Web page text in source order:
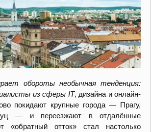
обороты необычная тенденция:
из сферы IT, дизайна и онлайн-
покидают крупные города — Прагу,
— и переезжают в отдалённые
«обратный отток» стал настолько